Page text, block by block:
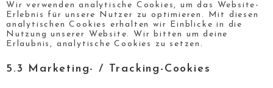
Wir verwenden analytische Cookies, um das Website-
Erlebnis für unsere Nutzer zu optimieren. Mit diesen
analytischen Cookies erhalten wir Einblicke in die
Nutzung unserer Website. Wir bitten um deine
Erlaubnis, analytische Cookies zu setzen.
5.3 Marketing- / Tracking-Cookies